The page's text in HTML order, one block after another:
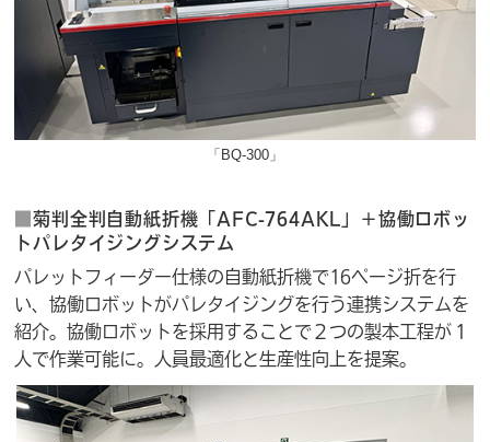
「BQ-300」
■菊判全判自動紙折機「AFC-764AKL」＋協働ロボッ
トパレタイジングシステム
パレットフィーダー仕様の自動紙折機で16ページ折を行
い、協働ロボットがパレタイジングを行う連携システムを
紹介。協働ロボットを採用することで２つの製本工程が１
人で作業可能に。人員最適化と生産性向上を提案。